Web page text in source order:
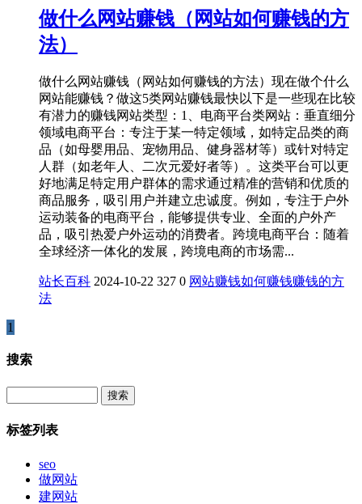
做什么网站赚钱（网站如何赚钱的方
法）
做什么网站赚钱（网站如何赚钱的方法）现在做个什么
网站能赚钱？做这5类网站赚钱最快以下是一些现在比较
有潜力的赚钱网站类型：1、电商平台类网站：垂直细分
领域电商平台：专注于某一特定领域，如特定品类的商
品（如母婴用品、宠物用品、健身器材等）或针对特定
人群（如老年人、二次元爱好者等）。这类平台可以更
好地满足特定用户群体的需求通过精准的营销和优质的
商品服务，吸引用户并建立忠诚度。例如，专注于户外
运动装备的电商平台，能够提供专业、全面的户外产
品，吸引热爱户外运动的消费者。跨境电商平台：随着
全球经济一体化的发展，跨境电商的市场需...
站长百科 2024-10-22 327 0 网站赚钱如何赚钱赚钱的方
法
1
搜索
标签列表
seo
做网站
建网站